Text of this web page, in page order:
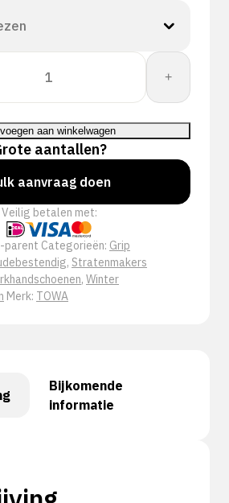
+
aan winkelwagen
aantallen?
aanvraag doen
Veilig betalen met:
parent Categorieën: Grip
, Stratenmakers
, Winter
Merk: TOWA
Bijkomende
informatie